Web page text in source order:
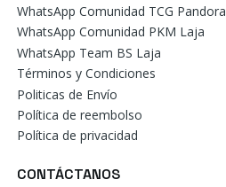
WhatsApp Comunidad TCG Pandora
WhatsApp Comunidad PKM Laja
WhatsApp Team BS Laja
Términos y Condiciones
Politicas de Envío
Política de reembolso
Política de privacidad
CONTÁCTANOS